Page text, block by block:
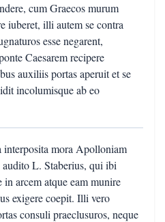
cum Graecos murum
iuberet, illi autem se contra
esse negarent,
Caesarem recipere
auxiliis portas aperuit et se
incolumisque ab eo
interposita mora Apolloniam
L. Staberius, qui ibi
in arcem atque eam munire
exigere coepit. Illi vero
consuli praeclusuros, neque